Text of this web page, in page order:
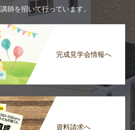
師を招いて行っています。
完成見学会情報へ
資料請求へ